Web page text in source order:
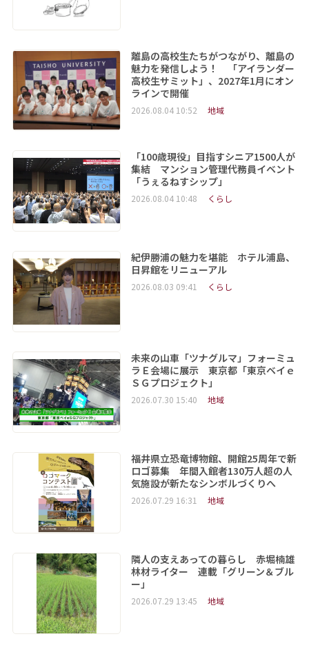
離島の高校生たちがつながり、離島の
魅力を発信しよう！ 「アイランダー
高校生サミット」、2027年1月にオン
ラインで開催
2026.08.04 10:52 地域
「100歳現役」目指すシニア1500人が
集結 マンション管理代務員イベント
「うぇるねすシップ」
2026.08.04 10:48 くらし
紀伊勝浦の魅力を堪能 ホテル浦島、
日昇館をリニューアル
2026.08.03 09:41 くらし
未来の山車「ツナグルマ」フォーミュ
ラＥ会場に展示 東京都「東京ベイｅ
ＳＧプロジェクト」
2026.07.30 15:40 地域
福井県立恐竜博物館、開館25周年で新
ロゴ募集 年間入館者130万人超の人
気施設が新たなシンボルづくりへ
2026.07.29 16:31 地域
隣人の支えあっての暮らし 赤堀楠雄
林材ライター 連載「グリーン＆ブル
ー」
2026.07.29 13:45 地域